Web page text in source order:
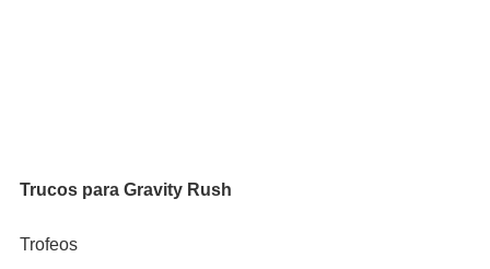
Trucos para Gravity Rush
Trofeos